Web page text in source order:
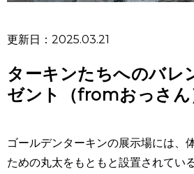
更新日：2025.03.21
ターキンたちへのバレ
ゼント（fromおっさん
ゴールデンターキンの展示場には、
ための丸太をもともと設置されてい